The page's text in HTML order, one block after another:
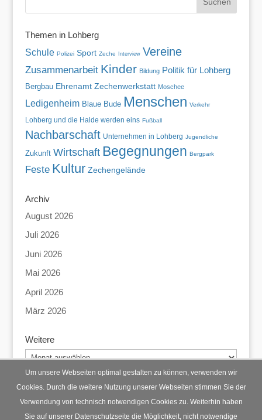
Themen in Lohberg
Schule Polizei Sport Zeche Interview Vereine
Zusammenarbeit Kinder Bildung Politik für Lohberg
Bergbau Ehrenamt Zechenwerkstatt Moschee
Ledigenheim Blaue Bude Menschen Verkehr
Lohberg und die Halde werden eins Fußball
Nachbarschaft Unternehmen in Lohberg Jugendliche
Zukunft Wirtschaft Begegnungen Bergpark
Feste Kultur Zechengelände
Archiv
August 2026
Juli 2026
Juni 2026
Mai 2026
April 2026
März 2026
Weitere
Weitere
Startseite Datenschutz Impressum
Um unsere Webseiten optimal gestalten zu können, verwenden wir
Cookies. Durch die weitere Nutzung unserer Webseiten stimmen Sie der
Verwendung von technisch notwendigen Cookies zu. Weiterhin haben
Sie auf unserer Datenschutzseite die Möglichkeit, nicht notwendige